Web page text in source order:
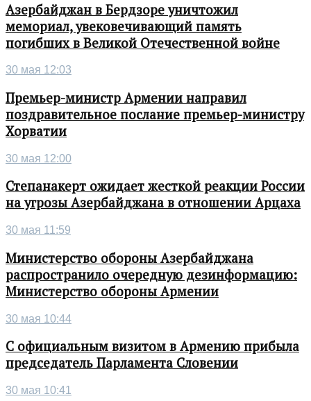
Азербайджан в Бердзоре уничтожил
мемориал, увековечивающий память
погибших в Великой Отечественной войне
30 мая 12:03
Премьер-министр Армении направил
поздравительное послание премьер-министру
Хорватии
30 мая 12:00
Степанакерт ожидает жесткой реакции России
на угрозы Азербайджана в отношении Арцаха
30 мая 11:59
Министерство обороны Азербайджана
распространило очередную дезинформацию:
Министерство обороны Армении
30 мая 10:44
С официальным визитом в Армению прибыла
председатель Парламента Словении
30 мая 10:41